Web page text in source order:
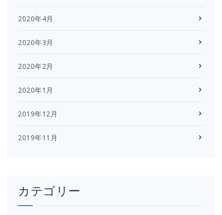
2020年4月
2020年3月
2020年2月
2020年1月
2019年12月
2019年11月
カテゴリー